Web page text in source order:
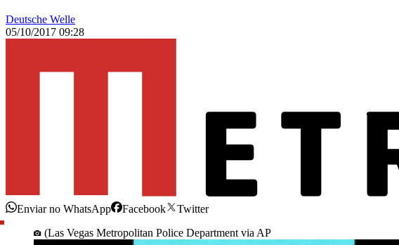
Deutsche Welle
05/10/2017 09:28
Enviar no WhatsApp Facebook
Twitter
(Las Vegas Metropolitan Police Department via AP